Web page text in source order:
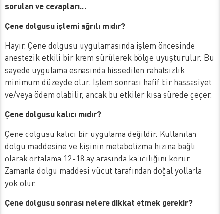
sorulan ve cevapları…
Çene dolgusu işlemi ağrılı mıdır?
Hayır. Çene dolgusu uygulamasında işlem öncesinde
anestezik etkili bir krem sürülerek bölge uyuşturulur. Bu
sayede uygulama esnasında hissedilen rahatsızlık
minimum düzeyde olur. İşlem sonrası hafif bir hassasiyet
ve/veya ödem olabilir, ancak bu etkiler kısa sürede geçer.
Çene dolgusu kalıcı mıdır?
Çene dolgusu kalıcı bir uygulama değildir. Kullanılan
dolgu maddesine ve kişinin metabolizma hızına bağlı
olarak ortalama 12-18 ay arasında kalıcılığını korur.
Zamanla dolgu maddesi vücut tarafından doğal yollarla
yok olur.
Çene dolgusu sonrası nelere dikkat etmek gerekir?